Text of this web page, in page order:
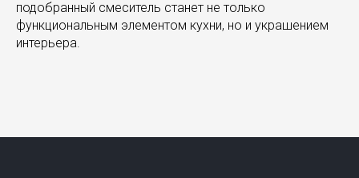
подобранный смеситель станет не только
функциональным элементом кухни, но и украшением
интерьера.